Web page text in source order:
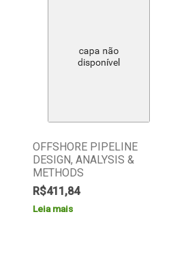
OFFSHORE PIPELINE
DESIGN, ANALYSIS &
METHODS
R$411,84
Leia mais